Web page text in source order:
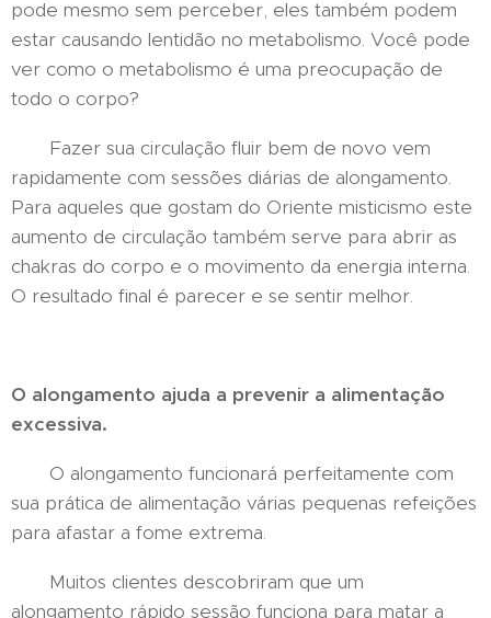
pode mesmo sem perceber, eles também podem
estar causando lentidão no metabolismo. Você pode
ver como o metabolismo é uma preocupação de
todo o corpo?
Fazer sua circulação fluir bem de novo vem
rapidamente com sessões diárias de alongamento.
Para aqueles que gostam do Oriente misticismo este
aumento de circulação também serve para abrir as
chakras do corpo e o movimento da energia interna.
O resultado final é parecer e se sentir melhor.
O alongamento ajuda a prevenir a alimentação
excessiva.
O alongamento funcionará perfeitamente com
sua prática de alimentação várias pequenas refeições
para afastar a fome extrema.
Muitos clientes descobriram que um
alongamento rápido sessão funciona para matar a